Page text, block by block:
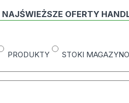
OFERTY
PRODUKTY STOKI